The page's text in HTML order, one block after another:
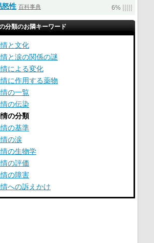
怒性 百科事典 6%
分類のお隣キーワード
と文化
と涙の関係の謎
による変化
に作用する薬物
の一覧
の伝染
の分類
の基準
の涙
の生物学
の評価
の障害
への訴えかけ